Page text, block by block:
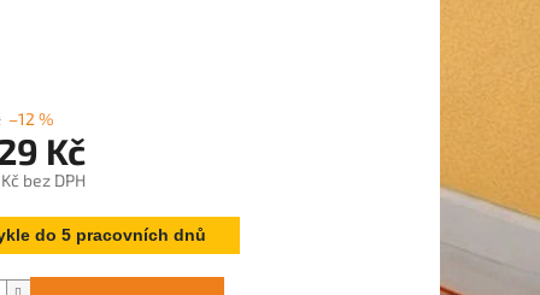
–12 %
Kč
bez DPH
do 5 pracovních dnů